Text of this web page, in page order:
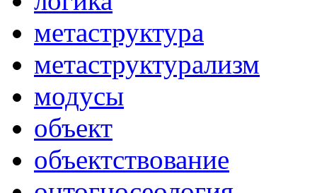
метаструктура
метаструктурализм
модусы
объект
объектствование